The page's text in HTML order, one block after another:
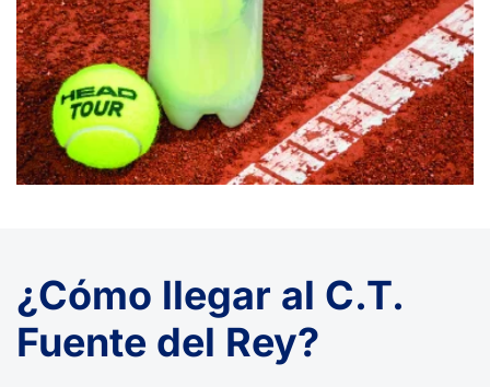
¿Cómo llegar al C.T.
Fuente del Rey?